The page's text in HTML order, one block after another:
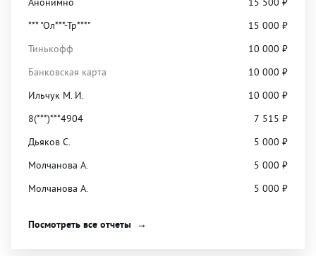
*** "Ол***-Тр***"
15 000 ₽
Тинькофф
10 000 ₽
Банковская карта
10 000 ₽
Ильчук М. И.
10 000 ₽
8(***)***4904
7 515 ₽
Дьяков С.
5 000 ₽
Молчанова А.
5 000 ₽
Молчанова А.
5 000 ₽
Посмотреть все отчеты